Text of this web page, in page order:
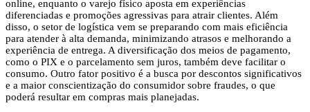
online, enquanto o varejo físico aposta em experiências
diferenciadas e promoções agressivas para atrair clientes. Além
disso, o setor de logística vem se preparando com mais eficiência
para atender à alta demanda, minimizando atrasos e melhorando a
experiência de entrega. A diversificação dos meios de pagamento,
como o PIX e o parcelamento sem juros, também deve facilitar o
consumo. Outro fator positivo é a busca por descontos significativos
e a maior conscientização do consumidor sobre fraudes, o que
poderá resultar em compras mais planejadas.